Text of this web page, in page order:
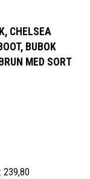
CHELSEA
BUBOK
MED SORT
239,80